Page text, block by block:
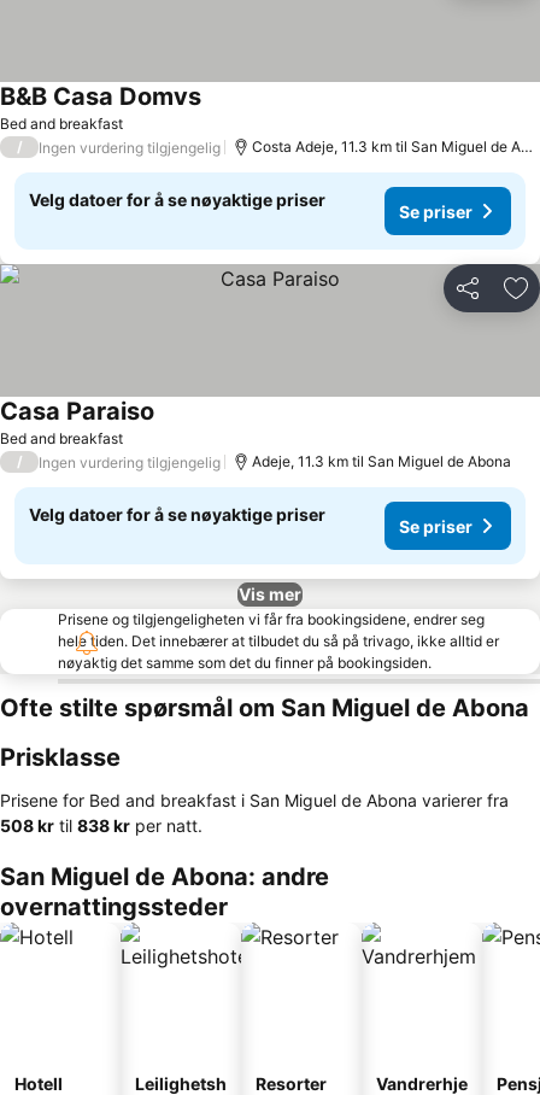
Bed and breakfast
B&B Casa Domvs
/ Ingen vurdering tilgjengelig Costa Adeje, 11.3 km til San Miguel de Abona
Velg datoer for å se nøyaktige priser
Se priser
Del
Bed and breakfast
Casa Paraiso
/ Ingen vurdering tilgjengelig Adeje, 11.3 km til San Miguel de Abona
Velg datoer for å se nøyaktige priser
Se priser
Vis mer
Prisene og tilgjengeligheten vi får fra bookingsidene, endrer seg
hele tiden. Det innebærer at tilbudet du så på trivago, ikke alltid er
nøyaktig det samme som det du finner på bookingsiden.
Ofte stilte spørsmål om San Miguel de Abona
Prisklasse
Prisene for Bed and breakfast i San Miguel de Abona varierer fra
‎508 kr til ‎838 kr per natt.
San Miguel de Abona: andre
overnattingssteder
Hotell
Leilighetsh
Resorter
Vandrerhje